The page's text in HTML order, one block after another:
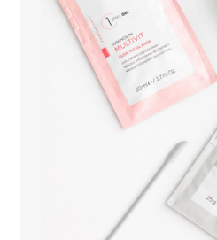
TEXTIEL
VOETVERZORGING
SALON BENODIGDHEDEN